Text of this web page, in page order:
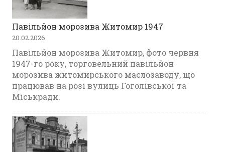
Павільйон морозива Житомир 1947
20.02.2026
Павільйон морозива Житомир, фото червня
1947-го року, торговельний павільйон
морозива житомирського маслозаводу, що
працював на розі вулиць Гоголівської та
Міськради.